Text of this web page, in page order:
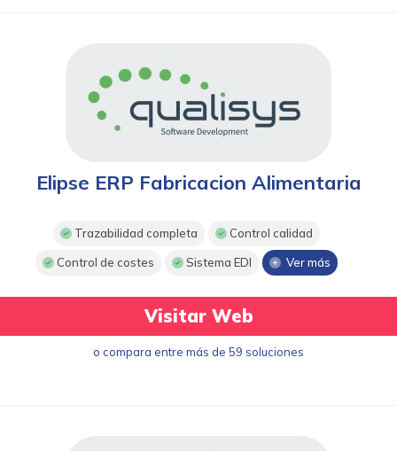
Elipse ERP Fabricacion Alimentaria
Trazabilidad completa Control calidad
Control de costes Sistema EDI Ver más
Visitar Web
o compara entre más de 59 soluciones